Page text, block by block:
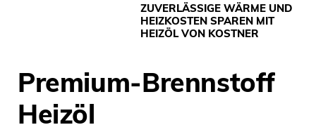
ZUVERLÄSSIGE WÄRME UND
HEIZKOSTEN SPAREN MIT
HEIZÖL VON KOSTNER
Premium-Brennstoff
Heizöl